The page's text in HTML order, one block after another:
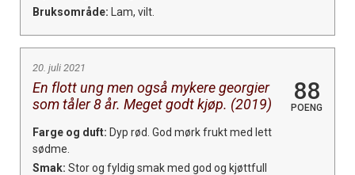
Bruksområde: Lam, vilt.
20. juli 2021
En flott ung men også mykere georgier
som tåler 8 år. Meget godt kjøp. (2019)
88
POENG
Farge og duft: Dyp rød. God mørk frukt med lett
sødme.
Smak: Stor og fyldig smak med god og kjøttfull